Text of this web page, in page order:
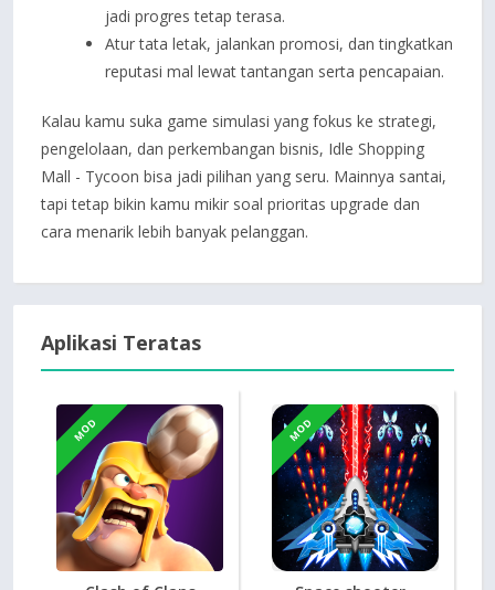
jadi progres tetap terasa.
Atur tata letak, jalankan promosi, dan tingkatkan
reputasi mal lewat tantangan serta pencapaian.
Kalau kamu suka game simulasi yang fokus ke strategi,
pengelolaan, dan perkembangan bisnis, Idle Shopping
Mall - Tycoon bisa jadi pilihan yang seru. Mainnya santai,
tapi tetap bikin kamu mikir soal prioritas upgrade dan
cara menarik lebih banyak pelanggan.
Aplikasi Teratas
MOD MOD